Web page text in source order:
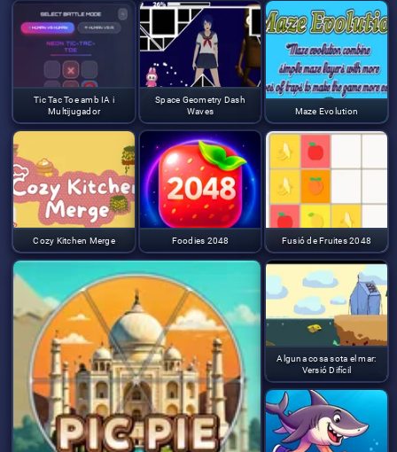
Tic Tac Toe amb IA i
Multijugador
Space Geometry Dash
Waves
Maze Evolution
Cozy Kitchen Merge Foodies 2048 Fusió de Fruites 2048
Alguna cosa sota el mar:
Versió Difícil